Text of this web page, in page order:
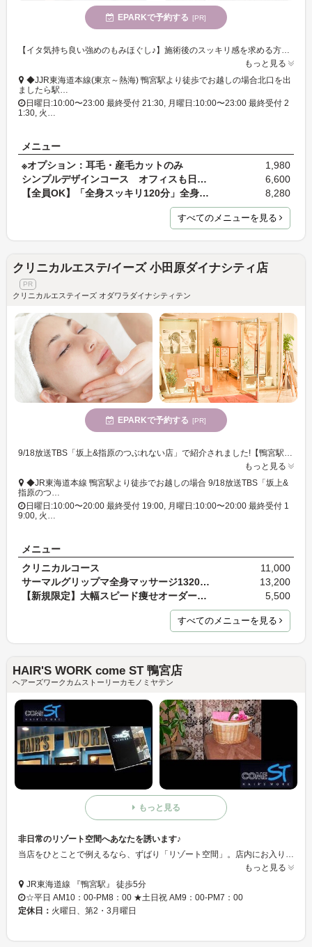
EPARKで予約する [PR]
もっと見る
◆JJR東海道本線(東京～熱海) 鴨宮駅より徒歩でお越しの場合北口を出
ましたら駅…
日曜日:10:00〜23:00 最終受付 21:30, 月曜日:10:00〜23:00 最終受付 2
1:30, 火…
メニュー
※オプション：耳毛・産毛カットのみ
1,980
シンプルデザインコース オフィスも日常も行ける優…
6,600
【全員OK】「全身スッキリ120分」全身丁寧にもみほぐ…
8,280
すべてのメニューを見る
クリニカルエステ/イーズ 小田原ダイナシティ店
クリニカルエステイーズ オダワラダイナシティテン
EPARKで予約する [PR]
もっと見る
◆JR東海道本線 鴨宮駅より徒歩でお越しの場合 9/18放送TBS「坂上&
指原のつ…
日曜日:10:00〜20:00 最終受付 19:00, 月曜日:10:00〜20:00 最終受付 1
9:00, 火…
メニュー
クリニカルコース
11,000
サーマルグリップマ全身マッサージ13200円(初回体質…
13,200
【新規限定】大幅スピード痩せオーダーメイド式痩身…
5,500
すべてのメニューを見る
HAIR'S WORK come ST 鴨宮店
ヘアーズワークカムストーリーカモノミヤテン
もっと見る
非日常のリゾート空間へあなたを誘います♪
当店をひとことで例えるなら、ずばり「リゾート空間」。店内にお入りいただくと、そこはまさに大人の隠れ家♪♪観葉植物が置かれ、アジアンリゾートを連想するゆったりとした非日常の空間が広がります★★ JR鴨宮駅からすぐ、ガーデンテラスのような店先が目印です！
もっと見る
JR東海道線 『鴨宮駅』 徒歩5分
☆平日 AM10：00-PM8：00 ★土日祝 AM9：00-PM7：00
定休日： 火曜日、第2・3月曜日